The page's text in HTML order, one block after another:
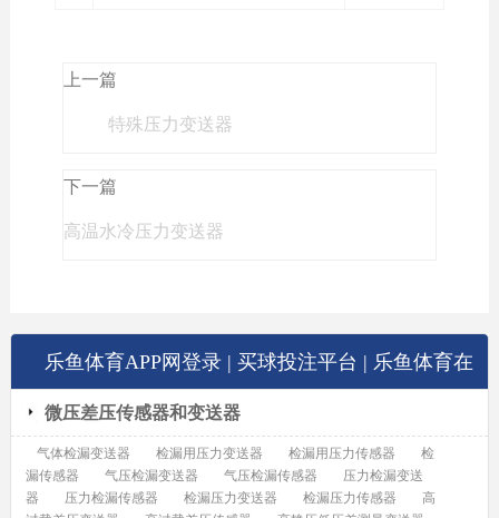
上一篇
特殊压力变送器
下一篇
高温水冷压力变送器
乐鱼体育APP网登录 | 买球投注平台 | 乐鱼体育在
线官方入口展示
微压差压传感器和变送器
气体检漏变送器 检漏用压力变送器 检漏用压力传感器
检
漏传感器
气压检漏变送器 气压检漏传感器
压力检漏变送
器
压力检漏传感器 检漏压力变送器 检漏压力传感器
高